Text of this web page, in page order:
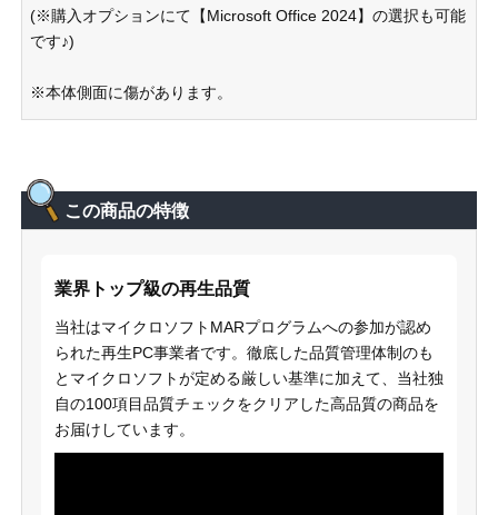
(※購入オプションにて【Microsoft Office 2024】の選択も可能
です♪)
※本体側面に傷があります。
この商品の特徴
業界トップ級の再生品質
当社はマイクロソフトMARプログラムへの参加が認め
られた再生PC事業者です。徹底した品質管理体制のも
とマイクロソフトが定める厳しい基準に加えて、当社独
自の100項目品質チェックをクリアした高品質の商品を
お届けしています。